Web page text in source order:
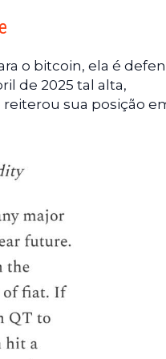
o bitcoin, ela é
de 2025 tal alta,
sua posição